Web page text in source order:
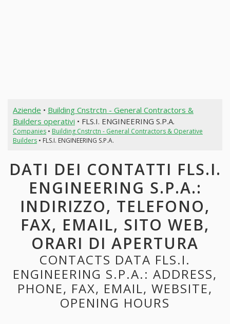
Aziende • Building Cnstrctn - General Contractors &
Builders operativi • FLS.I. ENGINEERING S.P.A.
Companies• Building Cnstrctn - General Contractors & Operative
Builders• FLS.I. ENGINEERING S.P.A.
DATI DEI CONTATTI FLS.I.
ENGINEERING S.P.A.:
INDIRIZZO, TELEFONO,
FAX, EMAIL, SITO WEB,
ORARI DI APERTURA
CONTACTS DATA FLS.I.
ENGINEERING S.P.A.: ADDRESS,
PHONE, FAX, EMAIL, WEBSITE,
OPENING HOURS